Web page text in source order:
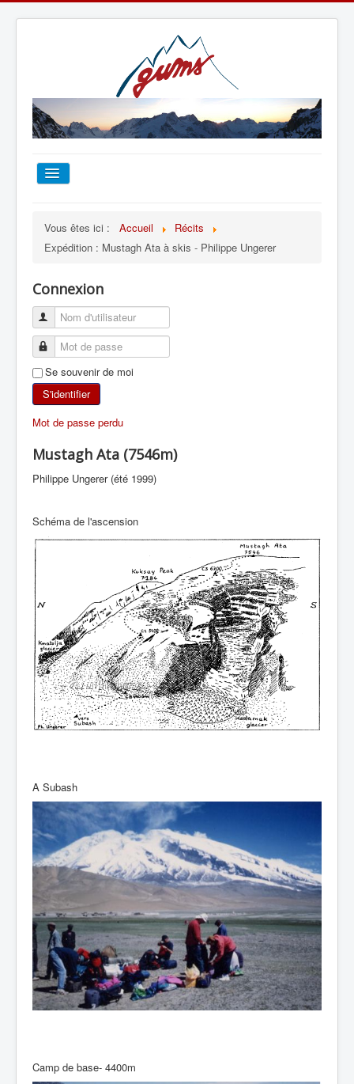
TOUT SUR LE GUMS
ESCALADE
ALPINISME
SKI DE RANDONNÉE
RANDONNÉE SPORTIVE
Vous êtes ici : Accueil
Récits
Expédition : Mustagh Ata à skis - Philippe Ungerer
Connexion
Se souvenir de moi
S'identifier
Mot de passe perdu
Mustagh Ata (7546m)
Philippe Ungerer (été 1999)
Schéma de l'ascension
A Subash
Camp de base- 4400m